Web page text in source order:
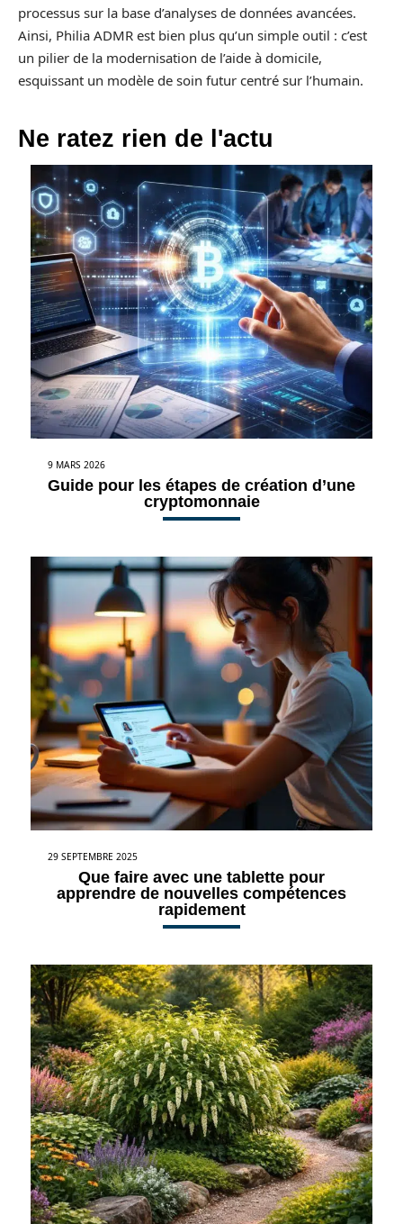
processus sur la base d’analyses de données avancées.
Ainsi, Philia ADMR est bien plus qu’un simple outil : c’est
un pilier de la modernisation de l’aide à domicile,
esquissant un modèle de soin futur centré sur l’humain.
Ne ratez rien de l'actu
9 MARS 2026
Guide pour les étapes de création d’une
cryptomonnaie
29 SEPTEMBRE 2025
Que faire avec une tablette pour
apprendre de nouvelles compétences
rapidement